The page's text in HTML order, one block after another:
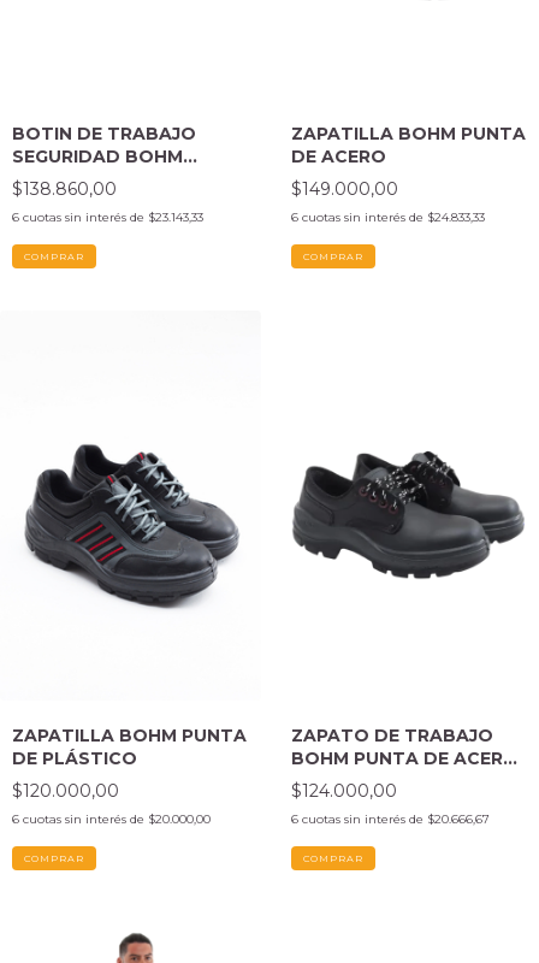
BOTIN DE TRABAJO
SEGURIDAD BOHM
PUNTA DE ACERO NEGRO
$138.860,00
6 cuotas sin interés de $23.143,33
COMPRAR
ZAPATILLA BOHM PUNTA
DE ACERO
$149.000,00
6 cuotas sin interés de $24.833,33
COMPRAR
ZAPATILLA BOHM PUNTA
DE PLÁSTICO
$120.000,00
6 cuotas sin interés de $20.000,00
COMPRAR
ZAPATO DE TRABAJO
BOHM PUNTA DE ACERO
NEGRO
$124.000,00
6 cuotas sin interés de $20.666,67
COMPRAR